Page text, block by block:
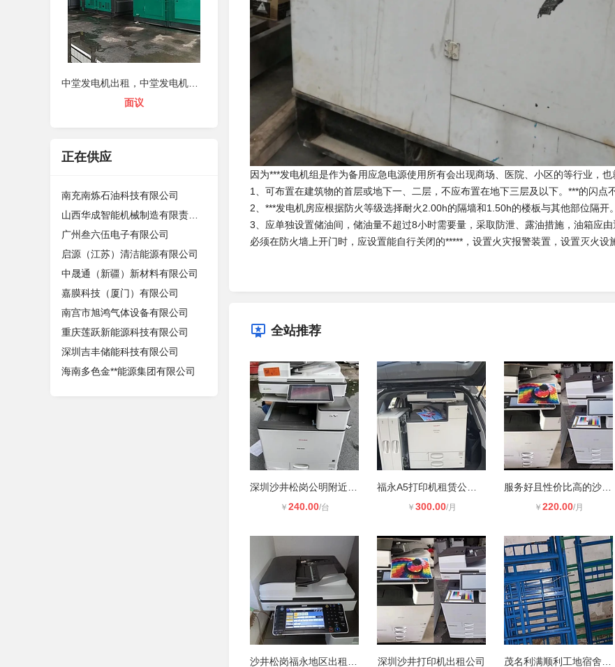
面议
正在供应
南充南炼石油科技有限公司
广州叁六伍电子有限公司
启源（江苏）清洁能源有限公司
中晟通（新疆）新材料有限公司
嘉膜科技（厦门）有限公司
南宫市旭鸿气体设备有限公司
重庆莲跃新能源科技有限公司
深圳吉丰储能科技有限公司
海南多色金**能源集团有限公司
因为***发电机组是作为备用应急电源使用所有会出现商场、医院、小区的等行业，也
1、可布置在建筑物的首层或地下一、二层，不应布置在地下三层及以下。***的闪点
2、***发电机房应根据防火等级选择耐火2.00h的隔墙和1.50h的楼板与其他部位隔开。
3、应单独设置储油间，储油量不超过8小时需要量，采取防泄、露油措施，油箱应
必须在防火墙上开门时，应设置能自行关闭的*****，设置火灾报警装置，设置灭火设
全站推荐
￥ 240.00/台 ￥ 300.00/月 ￥ 220.00/月
深圳沙井打印机出租公司